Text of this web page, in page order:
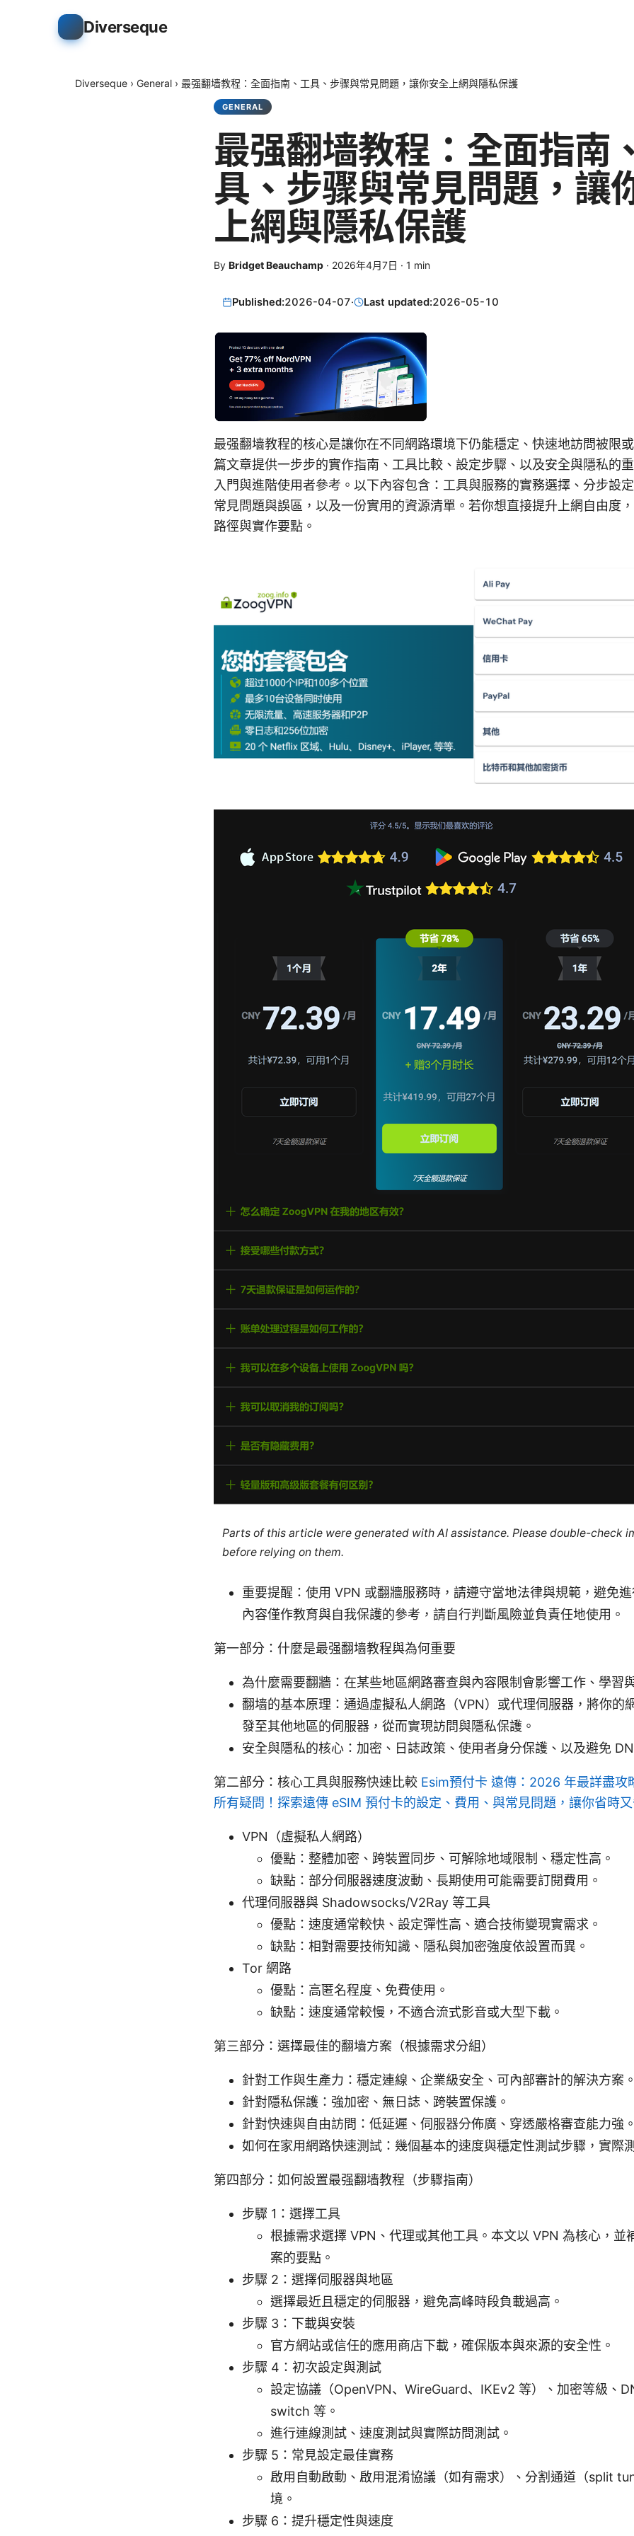
Diverseque
Diverseque › General › 最强翻墙教程：全面指南、工具、步骤與常見問題，讓你安全上網與隱私保護
GENERAL
最强翻墙教程：全面指南
具、步骤與常見問題，讓
上網與隱私保護
By Bridget Beauchamp · 2026年4月7日 · 1 min
Published:2026-04-07· Last updated:2026-05-10
最强翻墙教程的核心是讓你在不同網路環境下仍能穩定、快速地訪問被限
篇文章提供一步步的實作指南、工具比較、設定步驟、以及安全與隱私的
入門與進階使用者參考。以下內容包含：工具與服務的實務選擇、分步設
常見問題與誤區，以及一份實用的資源清單。若你想直接提升上網自由度
路徑與實作要點。
Parts of this article were generated with AI assistance. Please double-check
before relying on them.
重要提醒：使用 VPN 或翻牆服務時，請遵守當地法律與規範，避免
內容僅作教育與自我保護的參考，請自行判斷風險並負責任地使用。
第一部分：什麼是最强翻墙教程與為何重要
為什麼需要翻牆：在某些地區網路審查與內容限制會影響工作、學習
翻墙的基本原理：通過虛擬私人網路（VPN）或代理伺服器，將你的
發至其他地區的伺服器，從而實現訪問與隱私保護。
安全與隱私的核心：加密、日誌政策、使用者身分保護、以及避免
第二部分：核心工具與服務快速比較 Esim預付卡 遠傳：2026 年最詳盡攻
所有疑問！探索遠傳 eSIM 預付卡的設定、費用、與常見問題，讓你省時
VPN（虛擬私人網路）
優點：整體加密、跨裝置同步、可解除地域限制、穩定性高。
缺點：部分伺服器速度波動、長期使用可能需要訂閱費用。
代理伺服器與 Shadowsocks/V2Ray 等工具
優點：速度通常較快、設定彈性高、適合技術變現實需求。
缺點：相對需要技術知識、隱私與加密強度依設置而異。
Tor 網路
優點：高匿名程度、免費使用。
缺點：速度通常較慢，不適合流式影音或大型下載。
第三部分：選擇最佳的翻墙方案（根據需求分組）
針對工作與生產力：穩定連線、企業級安全、可內部審計的解決方案。
針對隱私保護：強加密、無日誌、跨裝置保護。
針對快速與自由訪問：低延遲、伺服器分佈廣、穿透嚴格審查能力強。
如何在家用網路快速測試：幾個基本的速度與穩定性測試步驟，實際
第四部分：如何設置最强翻墙教程（步驟指南）
步驟 1：選擇工具
根據需求選擇 VPN、代理或其他工具。本文以 VPN 為核心，並
案的要點。
步驟 2：選擇伺服器與地區
選擇最近且穩定的伺服器，避免高峰時段負載過高。
步驟 3：下載與安裝
官方網站或信任的應用商店下載，確保版本與來源的安全性。
步驟 4：初次設定與測試
設定協議（OpenVPN、WireGuard、IKEv2 等）、加密等級、
switch 等。
進行連線測試、速度測試與實際訪問測試。
步驟 5：常見設定最佳實務
啟用自動啟動、啟用混淆協議（如有需求）、分割通道（split
境。
步驟 6：提升穩定性與速度